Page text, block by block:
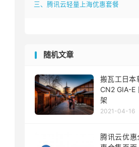
三、腾讯云轻量上海优惠套餐
随机文章
搬瓦工日本
CN2 GIA-E
架
2021-04-16
腾讯云优